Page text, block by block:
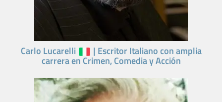
Carlo Lucarelli | Escritor Italiano con amplia
carrera en Crimen, Comedia y Acción